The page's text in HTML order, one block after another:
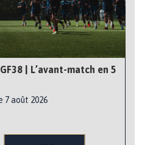
| L’avant-match en 5
7 août 2026